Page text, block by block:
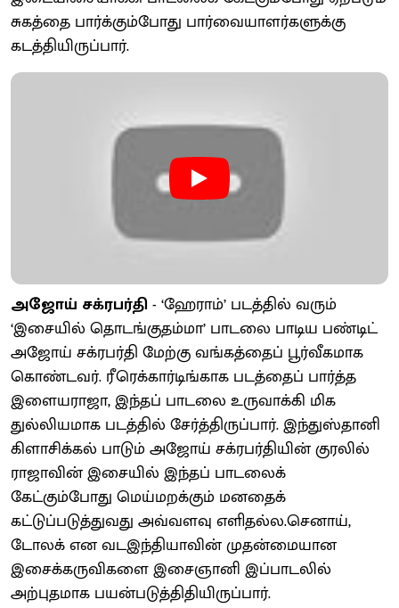
சுகத்தை பார்க்கும்போது பார்வையாளர்களுக்கு
கடத்தியிருப்பார்.
அஜோய் சக்ரபர்தி - ‘ஹேராம்’ படத்தில் வரும்
‘இசையில் தொடங்குதம்மா’ பாடலை பாடிய பண்டிட்
அஜோய் சக்ரபர்தி மேற்கு வங்கத்தைப் பூர்வீகமாக
கொண்டவர். ரீரெக்கார்டிங்காக படத்தைப் பார்த்த
இளையராஜா, இந்தப் பாடலை உருவாக்கி மிக
துல்லியமாக படத்தில் சேர்த்திருப்பார். இந்துஸ்தானி
கிளாசிக்கல் பாடும் அஜோய் சக்ரபர்தியின் குரலில்
ராஜாவின் இசையில் இந்தப் பாடலைக்
கேட்கும்போது மெய்மறக்கும் மனதைக்
கட்டுப்படுத்துவது அவ்வளவு எளிதல்ல.செனாய்,
டோலக் என வடஇந்தியாவின் முதன்மையான
இசைக்கருவிகளை இசைஞானி இப்பாடலில்
அற்புதமாக பயன்படுத்திதியிருப்பார்.